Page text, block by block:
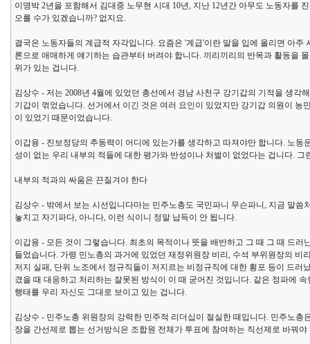
이명박 2년을 포함해서 김대중 노무현 시대 10년, 지난 12년간 아무도 노동자를
오를 수가 있겠습니까? 없지요.
결국은 노동자들의 계급적 자각입니다. 요즘은 '계급'이란 말을 입에 올리면 아
론으로 애매하게 얘기하는 습관부터 버려야 합니다. 끼리끼리의 반목과 활동을
위가 있는 겁니다.
김상수 - 저는 2008년 4월에 있었던 총선에서 경남 사천구 강기갑의 기적을 생
기갑이 꺾었습니다. 선거에서 이긴 것은 여러 요인이 있었지만 강기갑 의원이
이 있었기 때문이었습니다.
이갑용 - 진보정당의 추동력이 어디에 있는가를 생각하고 따져야만 합니다. 노
성이 없는 우리 내부의 적들에 대한 평가와 반성이나 처벌이 없었다는 겁니다.
내부의 적과의 싸움은 끈질겨야 한다
김상수 - 밖에서 보는 시선입니다마는 민주노총도 국민파니 무슨파니, 지금 말
놓치고 자기파다, 아니다, 이런 식이니 정말 납득이 안 됩니다.
이갑용 - 모든 것이 그렇습니다. 최초의 목적이나 뜻을 배반하고 그 때 그 때 드
들었습니다. 가령 민노총의 과거에 있었던 재정위원장 비리, 수석 부위원장의
저지 실패, 단위 노조에서 정규직들이 저지르는 비정규직에 대한 횡포 등이 드
겼을 때 대응하고 처리하는 잘못된 방식이 이 때 굳어진 것입니다. 같은 정파에
행태를 우리 자신도 그대로 보이고 있는 겁니다.
김상수 - 민주노총 위원장의 강력한 민주적 리더십이 절실한 때입니다. 민주노
장을 간선제로 뽑는 선거방식은 조합원 전체가 투표에 참여하는 직선제로 바꿔